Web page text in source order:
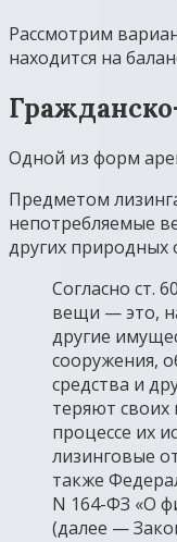
Рассмотрим
находится на
Одной из форм
Предметом
непотребляемые
других природных
Согласно ст.
вещи — это,
другие
сооружения,
средства и
теряют своих
процессе их
лизинговые
также
N 164-ФЗ «О
(далее —